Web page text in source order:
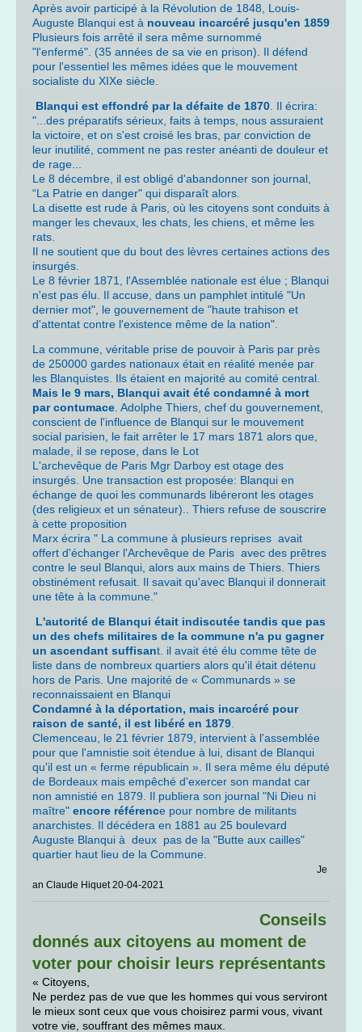
Après avoir participé à la Révolution de 1848, Louis-
Auguste Blanqui est à nouveau incarcéré jusqu'en 1859
Plusieurs fois arrêté il sera même surnommé
"l'enfermé". (35 années de sa vie en prison). Il défend
pour l'essentiel les mêmes idées que le mouvement
socialiste du XIXe siècle.
Blanqui est effondré par la défaite de 1870 . Il écrira:
"...des préparatifs sérieux, faits à temps, nous assuraient
la victoire, et on s'est croisé les bras, par conviction de
leur inutilité, comment ne pas rester anéanti de douleur et
de rage...
Le 8 décembre, il est obligé d'abandonner son journal,
“La Patrie en danger" qui disparaît alors.
La disette est rude à Paris, où les citoyens sont conduits à
manger les chevaux, les chats, les chiens, et même les
rats.
Il ne soutient que du bout des lèvres certaines actions des
insurgés.
Le 8 février 1871, l'Assemblée nationale est élue ; Blanqui
n'est pas élu. Il accuse, dans un pamphlet intitulé "Un
dernier mot", le gouvernement de "haute trahison et
d'attentat contre l'existence même de la nation".
La commune, véritable prise de pouvoir à Paris par près
de 250000 gardes nationaux était en réalité menée par
les Blanquistes. Ils étaient en majorité au comité central.
Mais le 9 mars, Blanqui avait été condamné à mort
par contumace . Adolphe Thiers, chef du gouvernement,
conscient de l'influence de Blanqui sur le mouvement
social parisien, le fait arrêter le 17 mars 1871 alors que,
malade, il se repose, dans le Lot
L'archevêque de Paris Mgr Darboy est otage des
insurgés. Une transaction est proposée: Blanqui en
échange de quoi les communards libéreront les otages
(des religieux et un sénateur).. Thiers refuse de souscrire
à cette proposition
Marx écrira " La commune à plusieurs reprises avait
offert d'échanger l'Archevêque de Paris avec des prêtres
contre le seul Blanqui, alors aux mains de Thiers. Thiers
obstinément refusait. Il savait qu'avec Blanqui il donnerait
une tête à la commune."
L'autorité de Blanqui était indiscutée tandis que pas
un des chefs militaires de la commune n'a pu gagner
un ascendant suffisant. il avait été élu comme tête de
liste dans de nombreux quartiers alors qu'il était détenu
hors de Paris. Une majorité de « Communards » se
reconnaissaient en Blanqui
Condamné à la déportation, mais incarcéré pour
raison de santé, il est libéré en 1879
Clemenceau, le 21 février 1879, intervient à l'assemblée
pour que l'amnistie soit étendue à lui, disant de Blanqui
qu'il est un « ferme républicain ». Il sera même élu député
de Bordeaux mais empêché d'exercer son mandat car
non amnistié en 1879. Il publiera son journal "Ni Dieu ni
maître" encore référence pour nombre de militants
anarchistes. Il décédera en 1881 au 25 boulevard
Auguste Blanqui à deux pas de la "Butte aux cailles"
quartier haut lieu de la Commune.
Je
an Claude Hiquet 20-04-2021
Conseils
donnés aux citoyens au moment de
voter pour choisir leurs représentants
« Citoyens,
Ne perdez pas de vue que les hommes qui vous serviront
le mieux sont ceux que vous choisirez parmi vous, vivant
votre vie, souffrant des mêmes maux.